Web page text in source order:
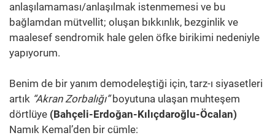
anlaşılamaması/anlaşılmak istenmemesi ve bu
bağlamdan mütvellit; oluşan bıkkınlık, bezginlik ve
maalesef sendromik hale gelen öfke birikimi nedeniyle
yapıyorum.
Benim de bir yanım demodeleştiği için, tarz-ı siyasetleri
artık “Akran Zorbalığı”boyutuna ulaşan muhteşem
dörtlüye (Bahçeli-Erdoğan-Kılıçdaroğlu-Öcalan)
Namık Kemal’den bir cümle: